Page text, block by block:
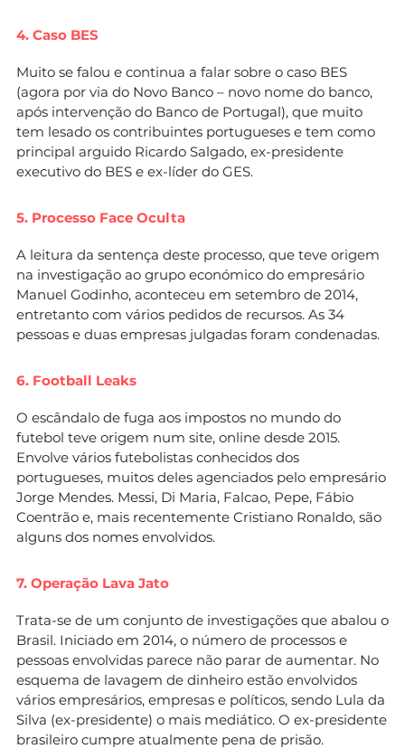
4. Caso BES
Muito se falou e continua a falar sobre o caso BES
(agora por via do Novo Banco – novo nome do banco,
após intervenção do Banco de Portugal), que muito
tem lesado os contribuintes portugueses e tem como
principal arguido Ricardo Salgado, ex-presidente
executivo do BES e ex-líder do GES.
5. Processo Face Oculta
A leitura da sentença deste processo, que teve origem
na investigação ao grupo económico do empresário
Manuel Godinho, aconteceu em setembro de 2014,
entretanto com vários pedidos de recursos. As 34
pessoas e duas empresas julgadas foram condenadas.
6. Football Leaks
O escândalo de fuga aos impostos no mundo do
futebol teve origem num site, online desde 2015.
Envolve vários futebolistas conhecidos dos
portugueses, muitos deles agenciados pelo empresário
Jorge Mendes. Messi, Di Maria, Falcao, Pepe, Fábio
Coentrão e, mais recentemente Cristiano Ronaldo, são
alguns dos nomes envolvidos.
7. Operação Lava Jato
Trata-se de um conjunto de investigações que abalou o
Brasil. Iniciado em 2014, o número de processos e
pessoas envolvidas parece não parar de aumentar. No
esquema de lavagem de dinheiro estão envolvidos
vários empresários, empresas e políticos, sendo Lula da
Silva (ex-presidente) o mais mediático. O ex-presidente
brasileiro cumpre atualmente pena de prisão.